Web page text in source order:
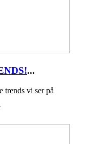
...
trends vi ser på